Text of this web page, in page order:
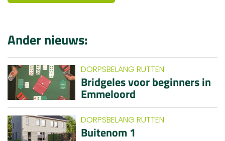
Ander nieuws:
DORPSBELANG RUTTEN
Bridgeles voor beginners in
Emmeloord
DORPSBELANG RUTTEN
Buitenom 1